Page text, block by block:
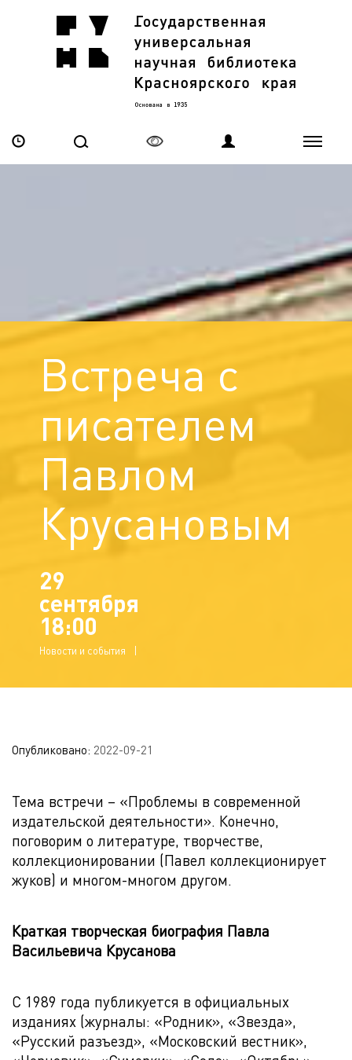
Встреча с
писателем
Павлом
Крусановым
29
сентября
18:00
Новости и события
Опубликовано: 2022-09-21
Тема встречи – «Проблемы в современной
издательской деятельности». Конечно,
поговорим о литературе, творчестве,
коллекционировании (Павел коллекционирует
жуков) и многом-многом другом.
Краткая творческая биография Павла
Васильевича Крусанова
С 1989 года публикуется в официальных
изданиях (журналы: «Родник», «Звезда»,
«Русский разъезд», «Московский вестник»,